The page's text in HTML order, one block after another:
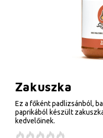
Zakuszka
Ez a főként padlizsánból,
paprikából készült
kedvelőinek.